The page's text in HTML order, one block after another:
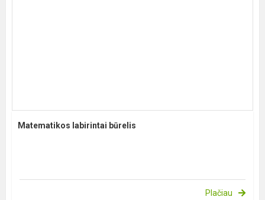
Matematikos labirintai būrelis
Plačiau